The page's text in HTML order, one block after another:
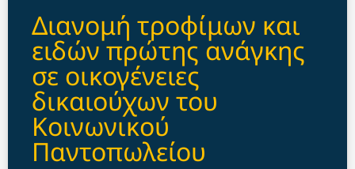
Διανομή τροφίμων και
ειδών πρώτης ανάγκης
σε οικογένειες
δικαιούχων του
Κοινωνικού
Παντοπωλείου